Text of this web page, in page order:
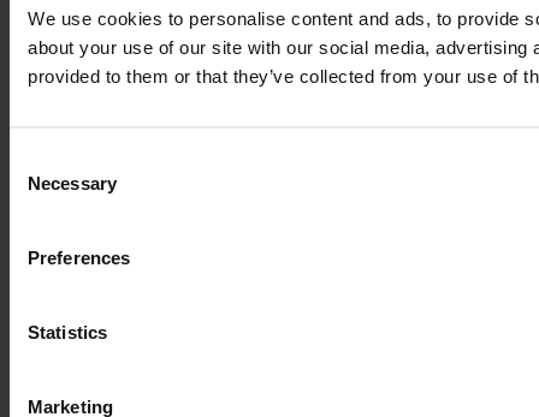
We use cookies to personalise content and ads, to provide
about your use of our site with our social media,
provided to them or that they’ve collected from your use of
Selection
Necessary
Preferences
Statistics
Marketing